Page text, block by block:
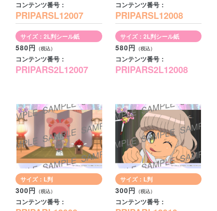
コンテンツ番号：
PRIPARSL12007
サイズ：2L判シール紙
580円
コンテンツ番号：
PRIPARS2L12007
コンテンツ番号：
PRIPARSL12008
サイズ：2L判シール紙
580円
コンテンツ番号：
PRIPARS2L12008
サイズ：L判
300円
コンテンツ番号：
サイズ：L判
300円
コンテンツ番号：